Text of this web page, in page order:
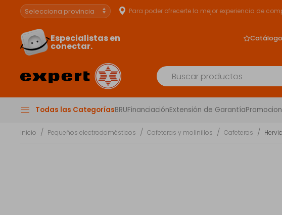
Para poder ofrecerte la mejor experiencia de
Especialistas en
conectar.
Todas las CategoríasBRUFinanciaciónExtensión de Garantía
Inicio Pequeños electrodomésticos Cafeteras y molinillos Cafeteras